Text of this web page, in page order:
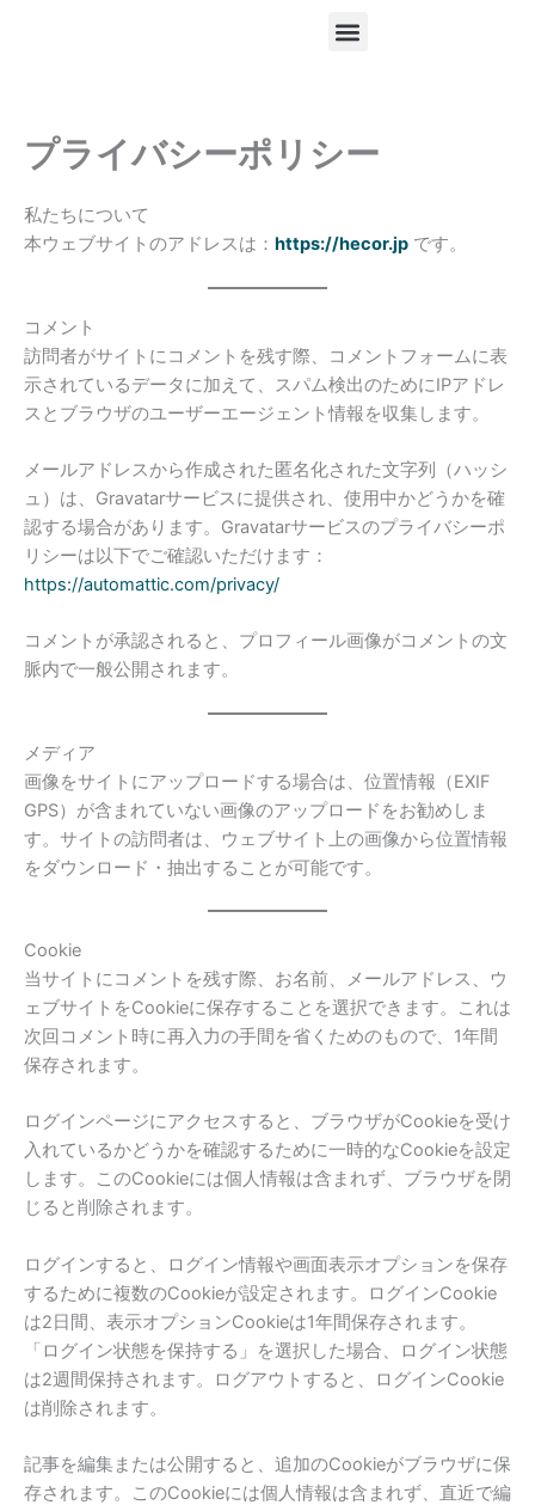
プライバシーポリシー
私たちについて
本ウェブサイトのアドレスは： https://hecor.jp です。
コメント
訪問者がサイトにコメントを残す際、コメントフォームに表
示されているデータに加えて、スパム検出のためにIPアドレ
スとブラウザのユーザーエージェント情報を収集します。
メールアドレスから作成された匿名化された文字列（ハッシ
ュ）は、Gravatarサービスに提供され、使用中かどうかを確
認する場合があります。Gravatarサービスのプライバシーポ
リシーは以下でご確認いただけます：
https://automattic.com/privacy/
コメントが承認されると、プロフィール画像がコメントの文
脈内で一般公開されます。
メディア
画像をサイトにアップロードする場合は、位置情報（EXIF
GPS）が含まれていない画像のアップロードをお勧めしま
す。サイトの訪問者は、ウェブサイト上の画像から位置情報
をダウンロード・抽出することが可能です。
Cookie
当サイトにコメントを残す際、お名前、メールアドレス、ウ
ェブサイトをCookieに保存することを選択できます。これは
次回コメント時に再入力の手間を省くためのもので、1年間
保存されます。
ログインページにアクセスすると、ブラウザがCookieを受け
入れているかどうかを確認するために一時的なCookieを設定
します。このCookieには個人情報は含まれず、ブラウザを閉
じると削除されます。
ログインすると、ログイン情報や画面表示オプションを保存
するために複数のCookieが設定されます。ログインCookie
は2日間、表示オプションCookieは1年間保存されます。
「ログイン状態を保持する」を選択した場合、ログイン状態
は2週間保持されます。ログアウトすると、ログインCookie
は削除されます。
記事を編集または公開すると、追加のCookieがブラウザに保
存されます。このCookieには個人情報は含まれず、直近で編